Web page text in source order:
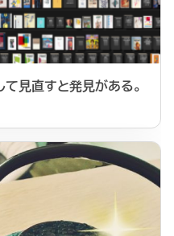
見直すと発見がある。